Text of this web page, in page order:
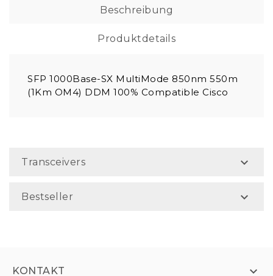
Beschreibung
Produktdetails
SFP 1000Base-SX MultiMode 850nm 550m
(1Km OM4) DDM 100% Compatible Cisco
Transceivers 
Bestseller 
KONTAKT 